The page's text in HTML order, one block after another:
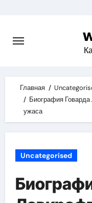
content
Главная
Биография
ужаса
Uncategorised